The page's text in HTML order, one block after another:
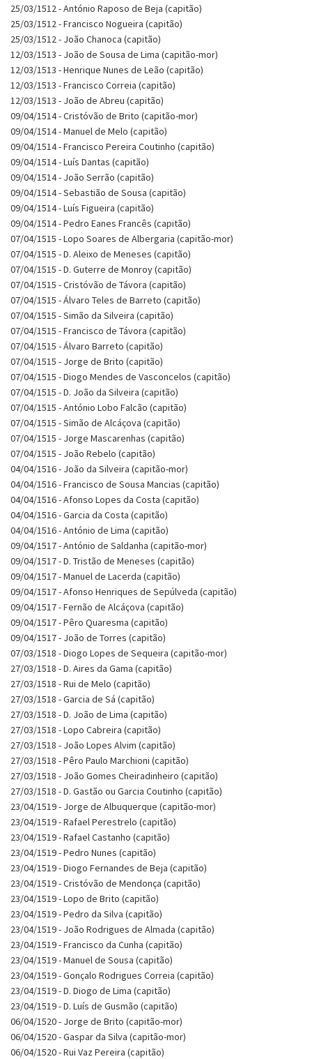
25/03/1512 - António Raposo de Beja (capitão)
25/03/1512 - Francisco Nogueira (capitão)
25/03/1512 - João Chanoca (capitão)
12/03/1513 - João de Sousa de Lima (capitão-mor)
12/03/1513 - Henrique Nunes de Leão (capitão)
12/03/1513 - Francisco Correia (capitão)
12/03/1513 - João de Abreu (capitão)
09/04/1514 - Cristóvão de Brito (capitão-mor)
09/04/1514 - Manuel de Melo (capitão)
09/04/1514 - Francisco Pereira Coutinho (capitão)
09/04/1514 - Luís Dantas (capitão)
09/04/1514 - João Serrão (capitão)
09/04/1514 - Sebastião de Sousa (capitão)
09/04/1514 - Luís Figueira (capitão)
09/04/1514 - Pedro Eanes Francês (capitão)
07/04/1515 - Lopo Soares de Albergaria (capitão-mor)
07/04/1515 - D. Aleixo de Meneses (capitão)
07/04/1515 - D. Guterre de Monroy (capitão)
07/04/1515 - Cristóvão de Távora (capitão)
07/04/1515 - Álvaro Teles de Barreto (capitão)
07/04/1515 - Simão da Silveira (capitão)
07/04/1515 - Francisco de Távora (capitão)
07/04/1515 - Álvaro Barreto (capitão)
07/04/1515 - Jorge de Brito (capitão)
07/04/1515 - Diogo Mendes de Vasconcelos (capitão)
07/04/1515 - D. João da Silveira (capitão)
07/04/1515 - António Lobo Falcão (capitão)
07/04/1515 - Simão de Alcáçova (capitão)
07/04/1515 - Jorge Mascarenhas (capitão)
07/04/1515 - João Rebelo (capitão)
04/04/1516 - João da Silveira (capitão-mor)
04/04/1516 - Francisco de Sousa Mancias (capitão)
04/04/1516 - Afonso Lopes da Costa (capitão)
04/04/1516 - Garcia da Costa (capitão)
04/04/1516 - António de Lima (capitão)
09/04/1517 - António de Saldanha (capitão-mor)
09/04/1517 - D. Tristão de Meneses (capitão)
09/04/1517 - Manuel de Lacerda (capitão)
09/04/1517 - Afonso Henriques de Sepúlveda (capitão)
09/04/1517 - Fernão de Alcáçova (capitão)
09/04/1517 - Pêro Quaresma (capitão)
09/04/1517 - João de Torres (capitão)
07/03/1518 - Diogo Lopes de Sequeira (capitão-mor)
27/03/1518 - D. Aires da Gama (capitão)
27/03/1518 - Rui de Melo (capitão)
27/03/1518 - Garcia de Sá (capitão)
27/03/1518 - D. João de Lima (capitão)
27/03/1518 - Lopo Cabreira (capitão)
27/03/1518 - João Lopes Alvim (capitão)
27/03/1518 - Pêro Paulo Marchioni (capitão)
27/03/1518 - João Gomes Cheiradinheiro (capitão)
27/03/1518 - D. Gastão ou Garcia Coutinho (capitão)
23/04/1519 - Jorge de Albuquerque (capitão-mor)
23/04/1519 - Rafael Perestrelo (capitão)
23/04/1519 - Rafael Castanho (capitão)
23/04/1519 - Pedro Nunes (capitão)
23/04/1519 - Diogo Fernandes de Beja (capitão)
23/04/1519 - Cristóvão de Mendonça (capitão)
23/04/1519 - Lopo de Brito (capitão)
23/04/1519 - Pedro da Silva (capitão)
23/04/1519 - João Rodrigues de Almada (capitão)
23/04/1519 - Francisco da Cunha (capitão)
23/04/1519 - Manuel de Sousa (capitão)
23/04/1519 - Gonçalo Rodrigues Correia (capitão)
23/04/1519 - D. Diogo de Lima (capitão)
23/04/1519 - D. Luís de Gusmão (capitão)
06/04/1520 - Jorge de Brito (capitão-mor)
06/04/1520 - Gaspar da Silva (capitão-mor)
06/04/1520 - Rui Vaz Pereira (capitão)